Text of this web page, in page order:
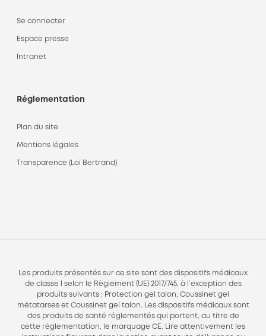
Se connecter
Espace presse
Intranet
Réglementation
Plan du site
Mentions légales
Transparence (Loi Bertrand)
Les produits présentés sur ce site sont des dispositifs médicaux
de classe I selon le Règlement (UE) 2017/745, à l’exception des
produits suivants : Protection gel talon, Coussinet gel
métatarses et Coussinet gel talon. Les dispositifs médicaux sont
des produits de santé réglementés qui portent, au titre de
cette réglementation, le marquage CE. Lire attentivement les